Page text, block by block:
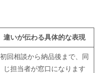
違いが伝わる具体的な表現
初回相談から納品後まで、同
じ担当者が窓口になります